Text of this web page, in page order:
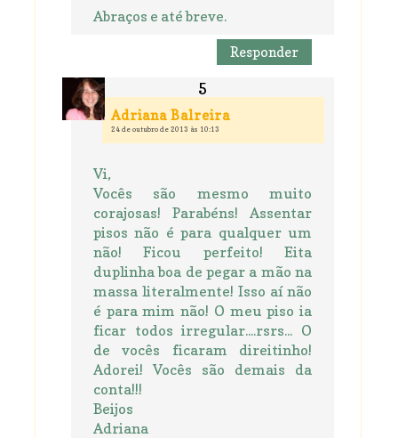
Abraços e até breve.
Responder
Adriana Balreira
24 de outubro de 2013 às 10:13
Vi,
Vocês são mesmo muito
corajosas! Parabéns! Assentar
pisos não é para qualquer um
não! Ficou perfeito! Eita
duplinha boa de pegar a mão na
massa literalmente! Isso aí não
é para mim não! O meu piso ia
ficar todos irregular....rsrs... O
de vocês ficaram direitinho!
Adorei! Vocês são demais da
conta!!!
Beijos
Adriana